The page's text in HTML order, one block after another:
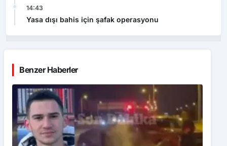
14:43
Yasa dışı bahis için şafak operasyonu
Benzer Haberler